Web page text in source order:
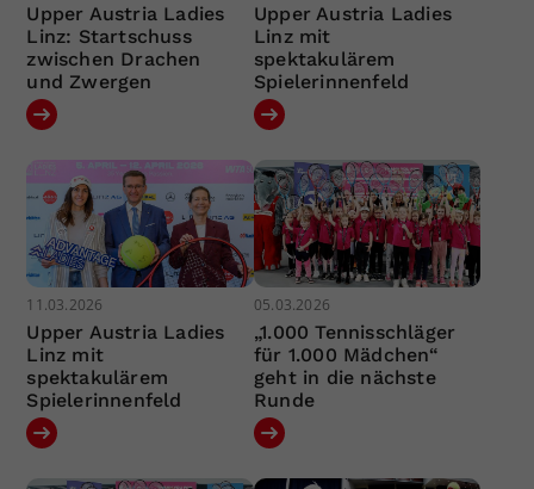
Upper Austria Ladies
Linz: Startschuss
zwischen Drachen
und Zwergen
Upper Austria Ladies
Linz mit
spektakulärem
Spielerinnenfeld
11.03.2026
Upper Austria Ladies
Linz mit
spektakulärem
Spielerinnenfeld
05.03.2026
„1.000 Tennisschläger
für 1.000 Mädchen“
geht in die nächste
Runde